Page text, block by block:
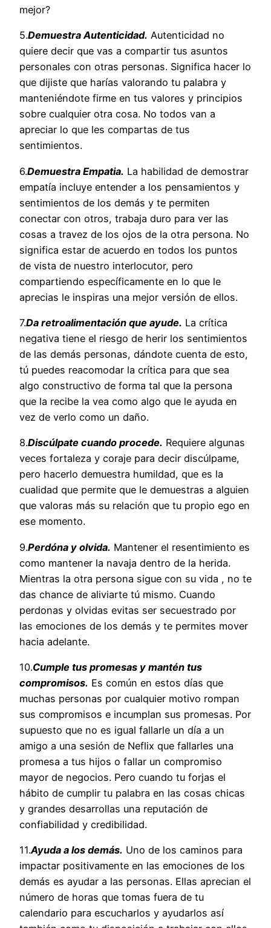
mejor?
5.Demuestra Autenticidad. Autenticidad no
quiere decir que vas a compartir tus asuntos
personales con otras personas. Significa hacer lo
que dijiste que harías valorando tu palabra y
manteniéndote firme en tus valores y principios
sobre cualquier otra cosa. No todos van a
apreciar lo que les compartas de tus
sentimientos.
6.Demuestra Empatia. La habilidad de demostrar
empatía incluye entender a los pensamientos y
sentimientos de los demás y te permiten
conectar con otros, trabaja duro para ver las
cosas a travez de los ojos de la otra persona. No
significa estar de acuerdo en todos los puntos
de vista de nuestro interlocutor, pero
compartiendo específicamente en lo que le
aprecias le inspiras una mejor versión de ellos.
7.Da retroalimentación que ayude. La crítica
negativa tiene el riesgo de herir los sentimientos
de las demás personas, dándote cuenta de esto,
tú puedes reacomodar la crítica para que sea
algo constructivo de forma tal que la persona
que la recibe la vea como algo que le ayuda en
vez de verlo como un daño.
8.Discúlpate cuando procede. Requiere algunas
veces fortaleza y coraje para decir discúlpame,
pero hacerlo demuestra humildad, que es la
cualidad que permite que le demuestras a alguien
que valoras más su relación que tu propio ego en
ese momento.
9.Perdóna y olvida. Mantener el resentimiento es
como mantener la navaja dentro de la herida.
Mientras la otra persona sigue con su vida , no te
das chance de aliviarte tú mismo. Cuando
perdonas y olvidas evitas ser secuestrado por
las emociones de los demás y te permites mover
hacia adelante.
10.Cumple tus promesas y mantén tus
compromisos. Es común en estos días que
muchas personas por cualquier motivo rompan
sus compromisos e incumplan sus promesas. Por
supuesto que no es igual fallarle un día a un
amigo a una sesión de Neflix que fallarles una
promesa a tus hijos o fallar un compromiso
mayor de negocios. Pero cuando tu forjas el
hábito de cumplir tu palabra en las cosas chicas
y grandes desarrollas una reputación de
confiabilidad y credibilidad.
11.Ayuda a los demás. Uno de los caminos para
impactar positivamente en las emociones de los
demás es ayudar a las personas. Ellas aprecian el
número de horas que tomas fuera de tu
calendario para escucharlos y ayudarlos así